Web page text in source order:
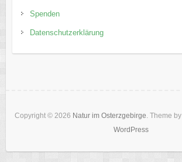
Spenden
Datenschutzerklärung
Copyright © 2026 Natur im Osterzgebirge. Theme by
WordPress